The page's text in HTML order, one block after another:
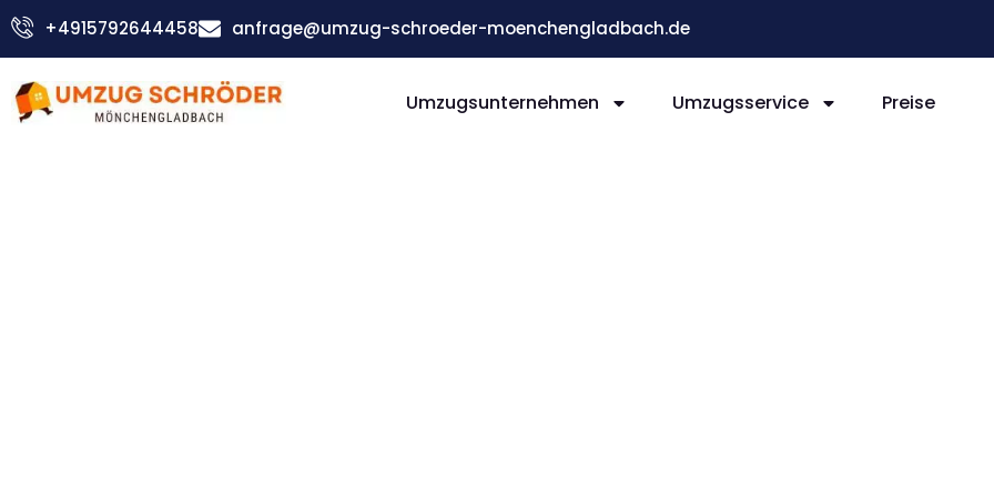
Zum
Inhalt
+4915792644458 anfrage@umzug-schroeder-moenchengladbach.de
Umzugsunternehmen Umzugsservice Preise